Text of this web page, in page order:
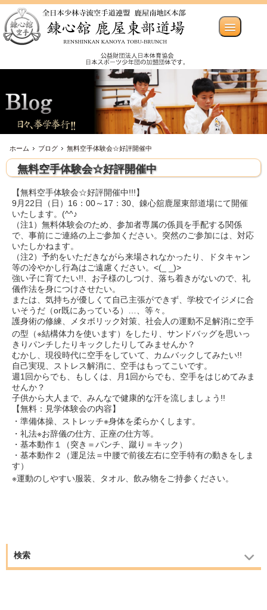
ホーム ブログ 無料空手体験会☆好評開催中
無料空手体験会☆好評開催中
【無料空手体験会☆好評開催中!!!】
9月22日（日）16：00～17：30、錬心舘鹿屋東部道場にて開催
いたします。(^^♪
（注1）無料体験会のため、参加者専属の係員を手配する関係
で、事前にご連絡の上ご参加ください。突然のご参加には、対応
いたしかねます。
（注2）予約をいただきながら来場されなかったり、ドタキャン
等の冷やかし行為はご遠慮ください。<(_ _)>
強い子に育てたい!!、お子様のしつけ、落ち着きがないので、礼
儀作法を身につけさせたい。
または、気持ちが優しくて自己主張ができず、学校でイジメに合
いそうだ（or既にあっている）…、等々。
護身術の修練、メタボリック対策、社会人の運動不足解消に空手
の型（※結構体力を使います）をしたり、サンドバッグを思いっ
きりパンチしたりキックしたりしてみませんか？
むかし、現役時代に空手をしていて、カムバックしてみたい!!
自己実現、ストレス解消に、空手はもってこいです。
週1回からでも、もしくは、月1回からでも、空手をはじめてみま
せんか？
子供から大人まで、みんなで健康的な汗を流しましょう!!
【無料：見学体験会の内容】
・準備体操、ストレッチ※身体を柔らかくします。
・礼法※お辞儀の仕方、正座の仕方等。
・基本動作１（突き＝パンチ、蹴り＝キック）
・基本動作２（運足法＝中腰で前後左右に空手特有の動きをしま
す）
※運動のしやすい服装、タオル、飲み物をご持参ください。
検索